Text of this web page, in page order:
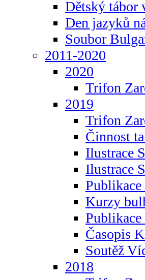
Dětský tábor
Den jazyků
Soubor
2011-2020
2020
Trifon
2019
Trifon
Činnost
Ilustrace
Ilustrace
Kurzy
Publikace
Časopis
Soutěž
2018